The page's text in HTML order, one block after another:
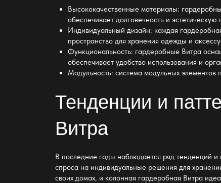
Высококачественные материалы:
обеспечивает долговечность и эстетическую
Индивидуальный дизайн: каждая
пространство для хранения одежды и
Функциональность: гардеробные Витра
обеспечивает удобство использования и
Модульность: система модульных элементов
Тенденции и
Витра
В последние годы наблюдается ряд тенденций и
спроса на индивидуальные решения для
своих домах, и колонная гардеробная Витра